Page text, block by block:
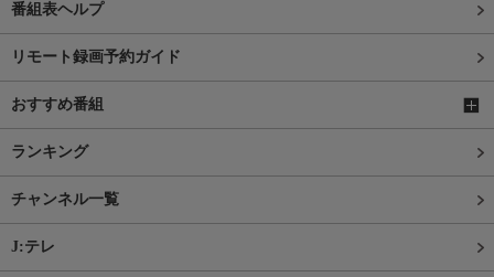
番組表ヘルプ
リモート録画予約ガイド
おすすめ番組
ランキング
チャンネル一覧
J:テレ